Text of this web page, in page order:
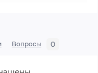
Вопросы 0